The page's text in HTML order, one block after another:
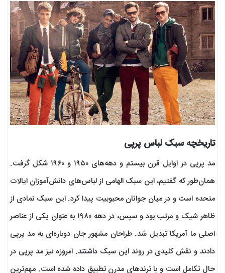
تاریخچه سبک لباس پرپی
مد پرپی در اوایل قرن بیستم و دهه‌های ۱۹۵۰ و ۱۹۶۰ شکل گرفت.
همان‌طور که گفتیم، این سبک الهامی از لباس‌های دانش‌آموزان ایالات
متحده است و در میان جوانان محبوبیت پیدا کرد. این سبک نمادی از
ظاهر شیک و مرتب بود و سپس، در دهه ۱۹۸۰ به عنوان یکی از عناصر
اصلی ما آمریکا تبدیل شد. طراحان مشهور جان دوباره‌ای به مد پرپی
دادند و نقش کلیدی در روند این سبک داشتند. امروزه نیز مد پرپی در
حال تکامل است و با ترندهای مدرن تطبیق داده شده است. مهم‌ترین